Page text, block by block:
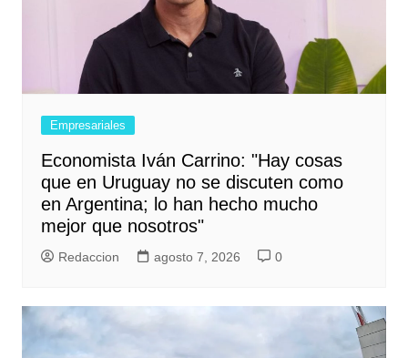
Empresariales
Economista Iván Carrino: "Hay cosas
que en Uruguay no se discuten como
en Argentina; lo han hecho mucho
mejor que nosotros"
Redaccion agosto 7, 2026 0